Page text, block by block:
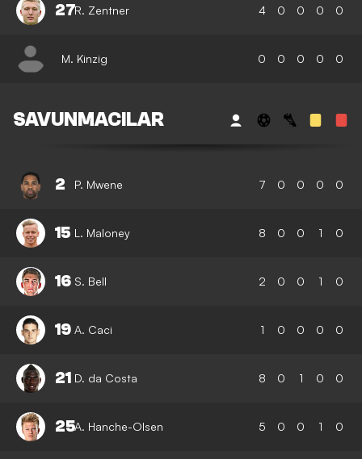
27R. Zentner 4 0 0 0 0
M. Kinzig 0 0 0 0 0
SAVUNMACILAR
2 P. Mwene 7 0 0 0 0
15 L. Maloney 8 0 0 1 0
16 S. Bell 2 0 0 1 0
19 A. Caci 1 0 0 0 0
21 D. da Costa 8 0 1 0 0
25A. Hanche-Olsen 5 0 0 1 0